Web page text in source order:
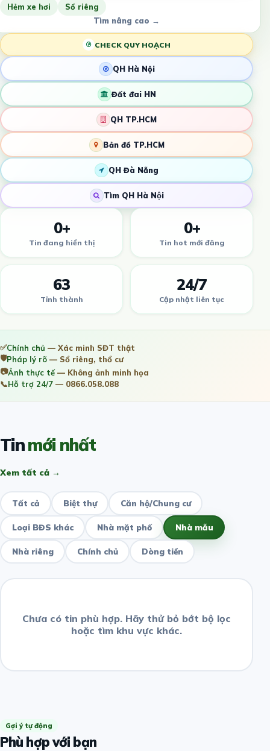
Hẻm xe hơi
Sổ riêng
Tìm nâng cao →
CHECK QUY HOẠCH
QH Hà Nội
Đất đai HN
QH TP.HCM
Bản đồ TP.HCM
QH Đà Nẵng
Tìm QH Hà Nội
0+
Tin đang hiển thị
0+
Tin hot mới đăng
63
Tỉnh thành
24/7
Cập nhật liên tục
✅Chính chủ — Xác minh SĐT thật
🛡️Pháp lý rõ — Sổ riêng, thổ cư
📷Ảnh thực tế— Không ảnh minh họa
📞Hỗ trợ 24/7 — 0866.058.088
Tinmới nhất
Xem tất cả →
Tất cả Biệt thự Căn hộ/Chung cư
Loại BĐS khác Nhà mặt phố Nhà mẫu
Nhà riêng Chính chủ Dòng tiền
Chưa có tin phù hợp. Hãy thử bỏ bớt bộ lọc
hoặc tìm khu vực khác.
Gợi ý tự động
Phù hợp với bạn